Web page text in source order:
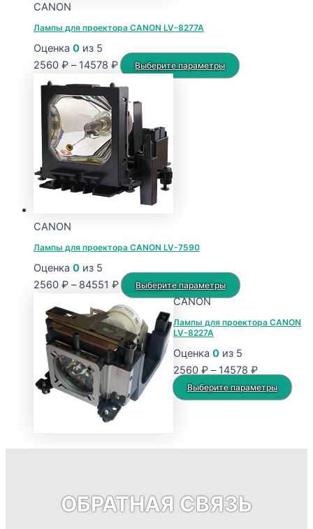
CANON
Лампы для проектора CANON LV-8277A
Оценка 0 из 5
2560 ₽ – 14578 ₽Диапазон
2560 ₽
14578 ₽
Выберите параметры
Этот
CANON
Лампы для проектора CANON LV-7590
Оценка 0 из 5
2560 ₽ – 84551 ₽Диапазон
цен:
2560 ₽
–
84551 ₽
Выберите параметры
Этот
имеет
вариаций.
Опции
можно
выбрать
товара.
CANON
Лампы для проектора CANON
LV-8227A
Оценка 0 из 5
2560 ₽ – 14578 ₽Диапазон
цен:
2560 ₽
Выберите параметры
ОБРАТНАЯ СВЯЗЬ